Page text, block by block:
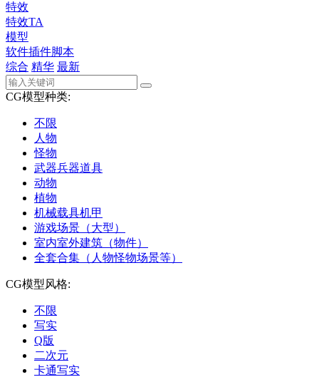
特效
特效TA
模型
软件插件脚本
综合 精华 最新
CG模型种类:
不限
人物
怪物
武器兵器道具
动物
植物
机械载具机甲
游戏场景（大型）
室内室外建筑（物件）
全套合集（人物怪物场景等）
CG模型风格:
不限
写实
Q版
二次元
卡通写实